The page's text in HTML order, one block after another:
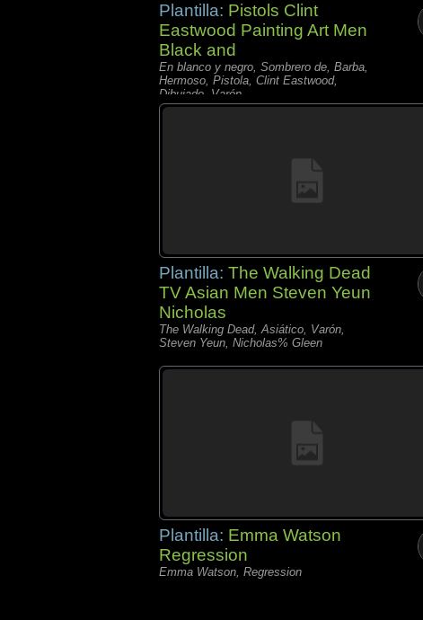
Plantilla: Pistols Clint
Eastwood Painting Art Men
Black and
En blanco y negro, Sombrero de, Barba,
Hermoso, Pistola, Clint Eastwood,
Dibujado, Varón,
Plantilla: The Walking Dead
TV Asian Men Steven Yeun
Nicholas
The Walking Dead, Asiático, Varón,
Steven Yeun, Nicholas% Gleen
Plantilla: Emma Watson
Regression
Emma Watson, Regression